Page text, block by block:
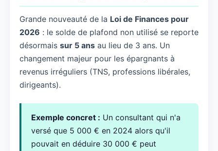
Grande nouveauté de la Loi de Finances pour
2026 : le solde de plafond non utilisé se reporte
désormais sur 5 ans au lieu de 3 ans. Un
changement majeur pour les épargnants à
revenus irréguliers (TNS, professions libérales,
dirigeants).
Exemple concret : Un consultant qui n'a
versé que 5 000 € en 2024 alors qu'il
pouvait en déduire 30 000 € peut